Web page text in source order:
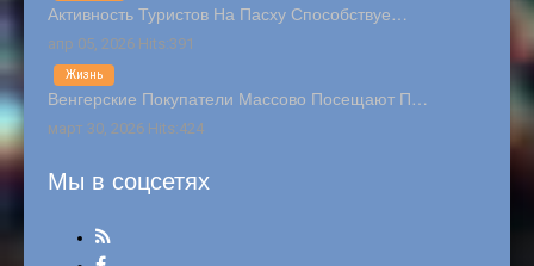
Активность Туристов На Пасху Способствуе…
апр 05, 2026 Hits:391
Венгерские Покупатели Массово Посещают П…
март 30, 2026 Hits:424
Жизнь
Мы в соцсетях